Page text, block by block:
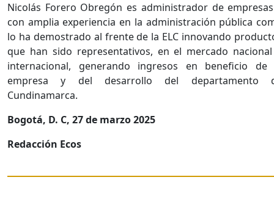
Nicolás Forero Obregón es administrador de
con amplia experiencia en la administración pública
lo ha demostrado al frente de la ELC innovando
que han sido representativos, en el mercado
internacional, generando ingresos en beneficio de
empresa y del desarrollo del departamento
Cundinamarca.
Bogotá, D. C, 27 de marzo 2025
Redacción Ecos